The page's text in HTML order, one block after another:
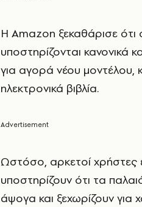
Η Amazon ξεκαθάρισε ότι
υποστηρίζονται κανονικά
για αγορά νέου μοντέλου,
ηλεκτρονικά βιβλία.
Ωστόσο, αρκετοί χρήστες
υποστηρίζουν ότι τα
άψογα και ξεχωρίζουν για